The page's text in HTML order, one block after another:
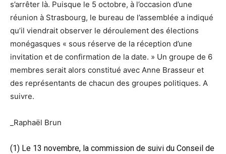
s’arrêter là. Puisque le 5 octobre, à l’occasion d’une
réunion à Strasbourg, le bureau de l’assemblée a indiqué
qu’il viendrait observer le déroulement des élections
monégasques « sous réserve de la réception d’une
invitation et de confirmation de la date. » Un groupe de 6
membres serait alors constitué avec Anne Brasseur et
des représentants de chacun des groupes politiques. A
suivre.
_Raphaël Brun
(1) Le 13 novembre, la commission de suivi du Conseil de